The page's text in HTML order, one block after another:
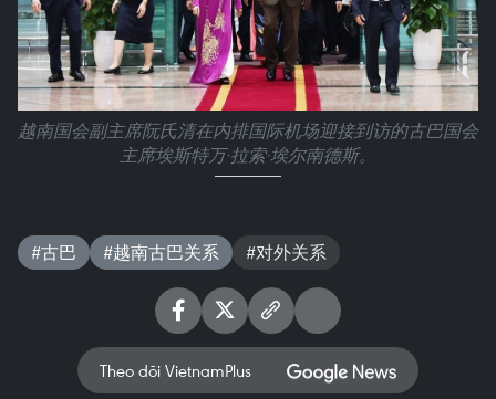
越南国会副主席阮氏清在内排国际机场迎接到访的古巴国会
主席埃斯特万·拉索·埃尔南德斯。
#古巴 #越南古巴关系 #对外关系
Theo dõi VietnamPlus